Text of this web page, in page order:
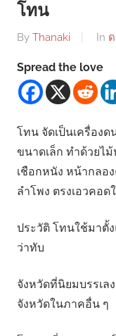
โทน
By Thanaki In
Spread the love
โทน จัดเป็นเครื่องด
ขนาดเล็ก ทำด้วยไ
เชือกหนัง หน้ากลอ
ลำโพง ตรงเอวคอ
ประวัติ โทนใช้มาตั้
ว่าทับ
จังหวัดที่นิยมบรรเล
จังหวัดในภาคอื่น ๆ